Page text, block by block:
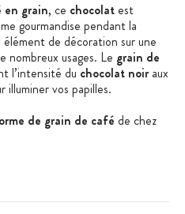
en grain, ce chocolat est
gourmandise pendant la
de décoration sur une
nombreux usages. Le grain de
l’intensité du chocolat noiraux
illuminer vos papilles.
de grain de café de chez
modifier sa forme (bloc de